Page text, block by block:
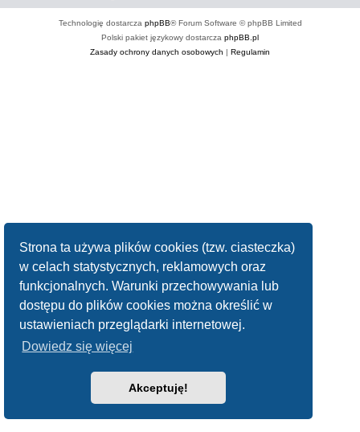
Strona ta używa plików cookies (tzw. ciasteczka)
w celach statystycznych, reklamowych oraz
funkcjonalnych. Warunki przechowywania lub
dostępu do plików cookies można określić w
ustawieniach przeglądarki internetowej.
Dowiedz się więcej
Akceptuję!
Technologię dostarcza phpBB® Forum Software © phpBB Limited
Polski pakiet językowy dostarcza phpBB.pl
Zasady ochrony danych osobowych | Regulamin